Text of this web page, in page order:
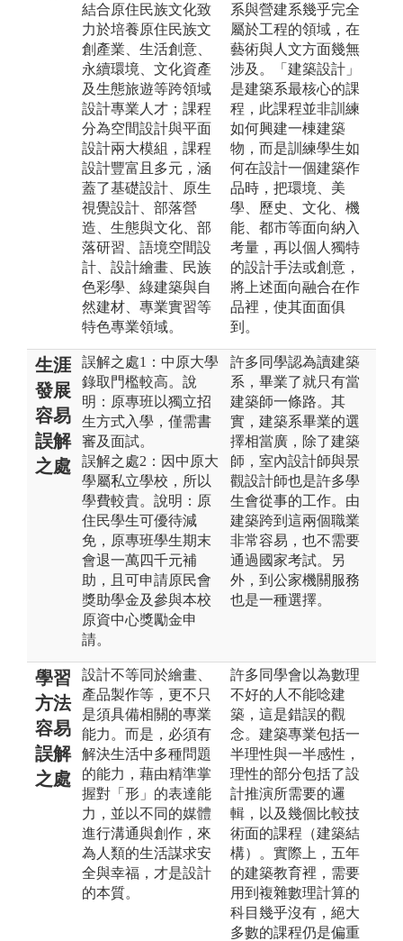
結合原住民族文化致
力於培養原住民族文
創產業、生活創意、
永續環境、文化資產
及生態旅遊等跨領域
設計專業人才；課程
分為空間設計與平面
設計兩大模組，課程
設計豐富且多元，涵
蓋了基礎設計、原生
視覺設計、部落營
造、生態與文化、部
落研習、語境空間設
計、設計繪畫、民族
色彩學、綠建築與自
然建材、專業實習等
特色專業領域。
系與營建系幾乎完全
屬於工程的領域，在
藝術與人文方面幾無
涉及。「建築設計」
是建築系最核心的課
程，此課程並非訓練
如何興建一棟建築
物，而是訓練學生如
何在設計一個建築作
品時，把環境、美
學、歷史、文化、機
能、都市等面向納入
考量，再以個人獨特
的設計手法或創意，
將上述面向融合在作
品裡，使其面面俱
到。
生涯
發展
容易
誤解
之處
誤解之處1：中原大學
錄取門檻較高。說
明：原專班以獨立招
生方式入學，僅需書
審及面試。
誤解之處2：因中原大
學屬私立學校，所以
學費較貴。說明：原
住民學生可優待減
免，原專班學生期末
會退一萬四千元補
助，且可申請原民會
獎助學金及參與本校
原資中心獎勵金申
請。
許多同學認為讀建築
系，畢業了就只有當
建築師一條路。其
實，建築系畢業的選
擇相當廣，除了建築
師，室內設計師與景
觀設計師也是許多學
生會從事的工作。由
建築跨到這兩個職業
非常容易，也不需要
通過國家考試。另
外，到公家機關服務
也是一種選擇。
學習
方法
容易
誤解
之處
設計不等同於繪畫、
產品製作等，更不只
是須具備相關的專業
能力。而是，必須有
解決生活中多種問題
的能力，藉由精準掌
握對「形」的表達能
力，並以不同的媒體
進行溝通與創作，來
為人類的生活謀求安
全與幸福，才是設計
的本質。
許多同學會以為數理
不好的人不能唸建
築，這是錯誤的觀
念。建築專業包括一
半理性與一半感性，
理性的部分包括了設
計推演所需要的邏
輯，以及幾個比較技
術面的課程（建築結
構）。實際上，五年
的建築教育裡，需要
用到複雜數理計算的
科目幾乎沒有，絕大
多數的課程仍是偏重